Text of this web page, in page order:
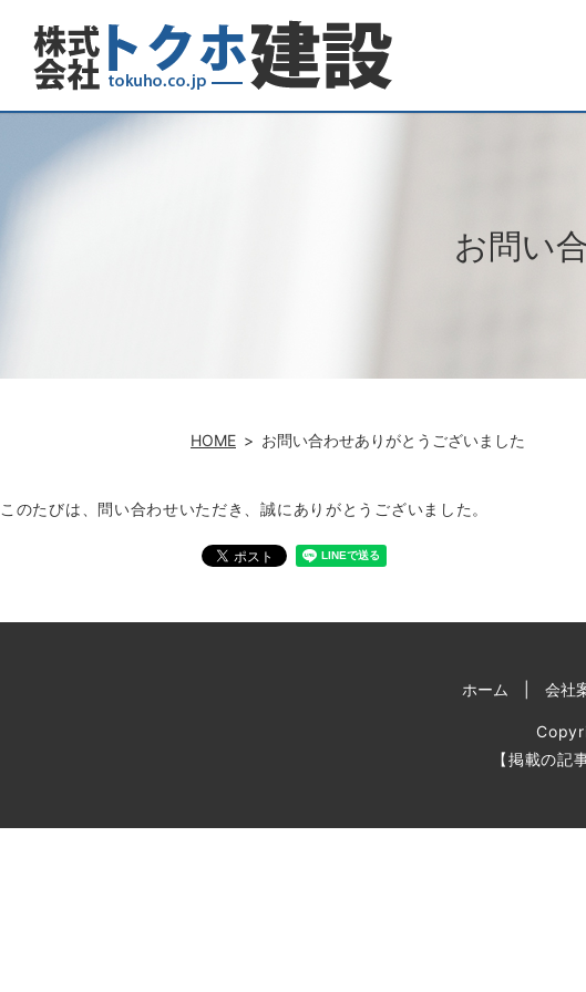
お問い
HOME お問い合わせありがとうございました
このたびは、問い合わせいただき、誠にありがとうございました。
ホーム 会社
【掲載の記